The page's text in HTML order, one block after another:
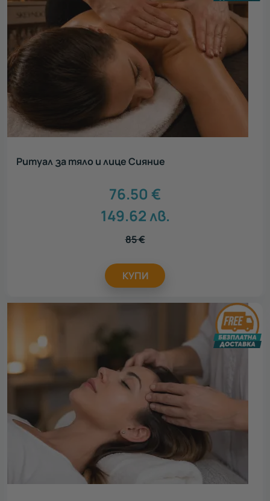
Ритуал за тяло и лице Сияние
76.50 €
149.62лв.
85€
КУПИ